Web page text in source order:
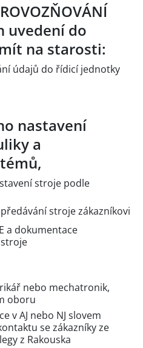
uvedení do
na starosti:
údajů do řídicí jednotky
nastavení
a
stroje podle
stroje zákazníkovi
a dokumentace
nebo mechatronik,
oboru
v AJ nebo NJ slovem
se zákazníky ze
z Rakouska